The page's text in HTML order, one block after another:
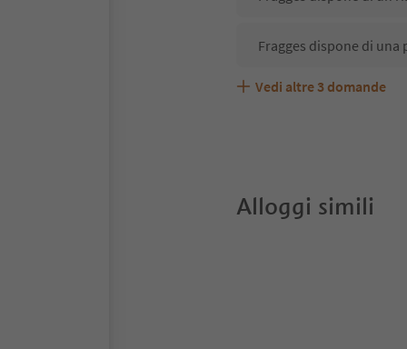
Fragges dispone di una
Fragges accetta animali
Quali servizi/attività
Gli ospiti di Fragges
Vedi altre 3 domande
Alloggi simili